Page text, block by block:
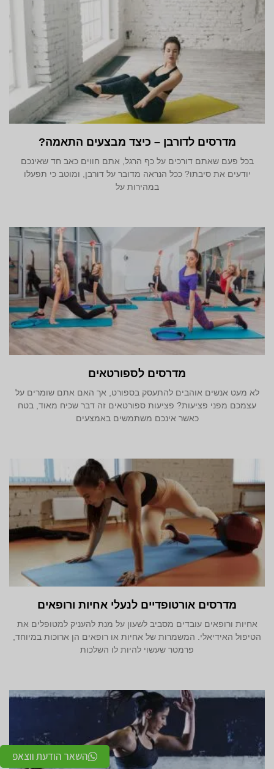
מדרסים לדורבן – כיצד מבצעים התאמה?
בכל פעם שאתם דורכים על כף הרגל, אתם חווים כאב חד שאינכם
יודעים את סיבתו? ככל הנראה מדובר על דורבן, ומוטב כי תפעלו
במהירות על
מדרסים לספורטאים
לא מעט אנשים אוהבים להתעסק בספורט, אך האם אתם שומרים על
עצמכם מפני פציעות? פציעות ספורטאים זה דבר שכיח מאוד, בטח
כאשר אינכם משתמשים באמצעים
מדרסים אורטופדיים לנעלי אחיות ורופאים
אחיות ורופאים עובדים מסביב לשעון על מנת להעניק למטופלים את
הטיפול האידיאלי. המשמרות של אחיות או רופאים הן ארוכות במיוחד,
פרמטר שעשוי להיות לו השלכות
השאר הודעת ווצאפ